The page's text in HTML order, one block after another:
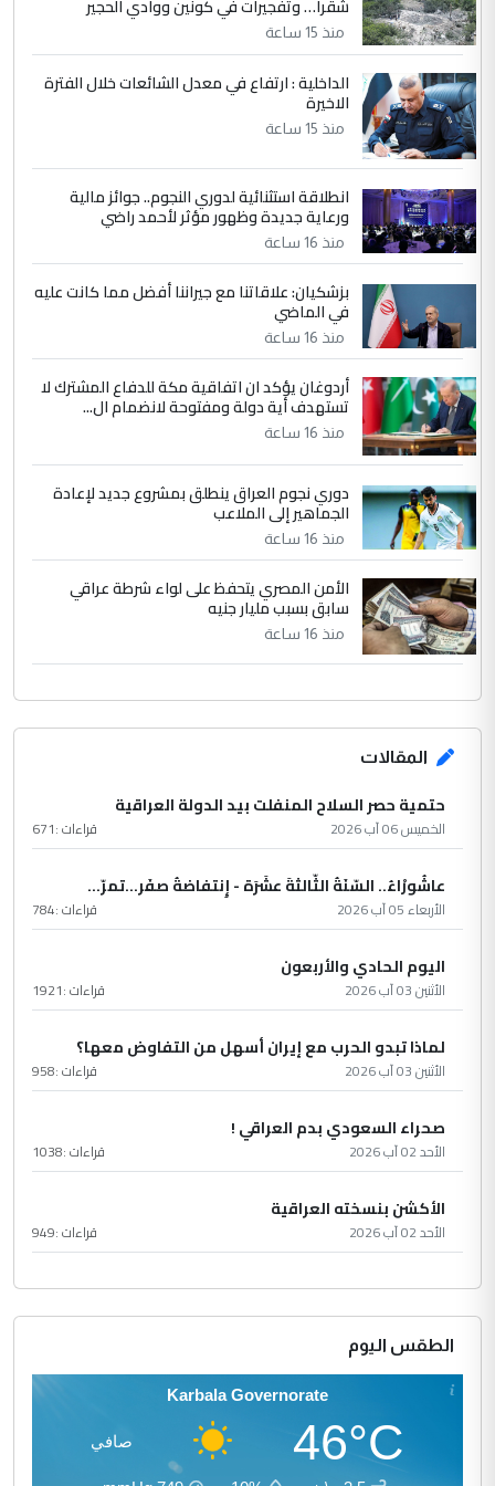
التعليق : واحد من عصابة علي ماما يسقط
جنسية الرافد الثالث للعراق ومن اصول عريقة
ابا فرات ...
الموضوع :
الجواهري يرد على صدام حسين سل
مضجعيك يابن الزنا (نص كامل)
5 سردار
التعليق : واحد من عصابة علي ماما يسقط
جنسية الرافد الثالث للعراق ومن اصول عريقة
الموضوع :
الجواهري يرد على صدام حسين سل
مضجعيك يابن الزنا (نص كامل)
شقرا… وتفجيرات في كونين ووادي الحجير
منذ 15 ساعة
الداخلية : ارتفاع في معدل الشائعات خلال الفترة
الاخيرة
منذ 15 ساعة
انطلاقة استثنائية لدوري النجوم.. جوائز مالية
ورعاية جديدة وظهور مؤثر لأحمد راضي
منذ 16 ساعة
بزشكيان: علاقاتنا مع جيراننا أفضل مما كانت عليه
في الماضي
منذ 16 ساعة
أردوغان يؤكد ان اتفاقية مكة للدفاع المشترك لا
تستهدف أية دولة ومفتوحة لانضمام ال...
منذ 16 ساعة
دوري نجوم العراق ينطلق بمشروع جديد لإعادة
الجماهير إلى الملاعب
منذ 16 ساعة
الأمن المصري يتحفظ على لواء شرطة عراقي
سابق بسبب مليار جنيه
منذ 16 ساعة
المقالات
حتمية حصر السلاح المنفلت بيد الدولة العراقية
الخميس 06 آب 2026 قراءات :671
عاشُورْاءُ.. السّنَةُ الثّالثةَ عشَرَة - إِنتفاضةُ صفَر…تمرّ...
الأربعاء 05 آب 2026 قراءات :784
اليوم الحادي والأربعون
الأثنين 03 آب 2026 قراءات :1921
لماذا تبدو الحرب مع إيران أسهل من التفاوض معها؟
الأثنين 03 آب 2026 قراءات :958
صحراء السعودي بدم العراقي !
الأحد 02 آب 2026 قراءات :1038
الأكشن بنسخته العراقية
الأحد 02 آب 2026 قراءات :949
الطقس اليوم
Karbala Governorate
46°C صافي